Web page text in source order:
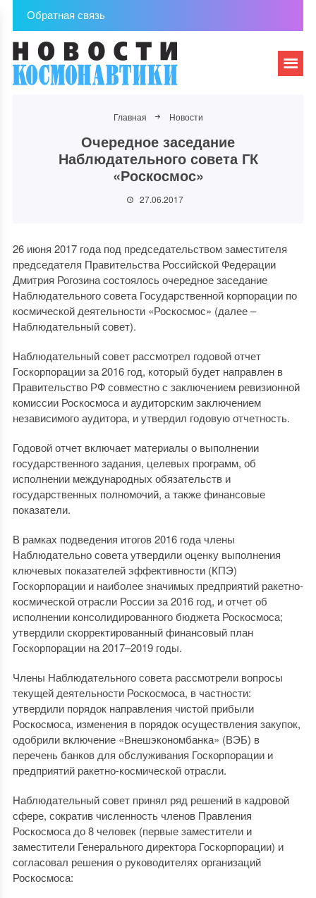
Обратная связь
Главная Новости
Очередное заседание
Наблюдательного совета ГК
«Роскосмос»
27.06.2017
26 июня 2017 года под председательством заместителя
председателя Правительства Российской Федерации
Дмитрия Рогозина состоялось очередное заседание
Наблюдательного совета Государственной корпорации по
космической деятельности «Роскосмос» (далее –
Наблюдательный совет).
Наблюдательный совет рассмотрел годовой отчет
Госкорпорации за 2016 год, который будет направлен в
Правительство РФ совместно с заключением ревизионной
комиссии Роскосмоса и аудиторским заключением
независимого аудитора, и утвердил годовую отчетность.
Годовой отчет включает материалы о выполнении
государственного задания, целевых программ, об
исполнении международных обязательств и
государственных полномочий, а также финансовые
показатели.
В рамках подведения итогов 2016 года члены
Наблюдательно совета утвердили оценку выполнения
ключевых показателей эффективности (КПЭ)
Госкорпорации и наиболее значимых предприятий ракетно-
космической отрасли России за 2016 год, и отчет об
исполнении консолидированного бюджета Роскосмоса;
утвердили скорректированный финансовый план
Госкорпорации на 2017–2019 годы.
Члены Наблюдательного совета рассмотрели вопросы
текущей деятельности Роскосмоса, в частности:
утвердили порядок направления чистой прибыли
Роскосмоса, изменения в порядок осуществления закупок,
одобрили включение «Внешэкономбанка» (ВЭБ) в
перечень банков для обслуживания Госкорпорации и
предприятий ракетно-космической отрасли.
Наблюдательный совет принял ряд решений в кадровой
сфере, сократив численность членов Правления
Роскосмоса до 8 человек (первые заместители и
заместители Генерального директора Госкорпорации) и
согласовал решения о руководителях организаций
Роскосмоса: